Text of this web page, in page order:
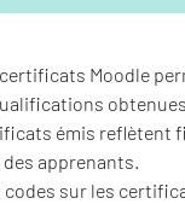
Moodle
émis reflètent
apprenants.
codes sur les